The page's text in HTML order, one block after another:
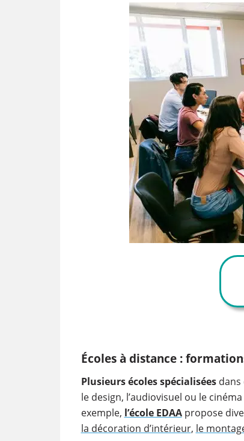
Écoles à distance :
Plusieurs écoles spécialiséesdans
le design, l’audiovisuel ou le
exemple, l’école EDAApropose
la décoration d’intérieur, le